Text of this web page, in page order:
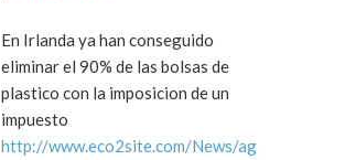
En Irlanda ya han conseguido
eliminar el 90% de las bolsas de
plastico con la imposicion de un
impuesto
http://www.eco2site.com/News/ag